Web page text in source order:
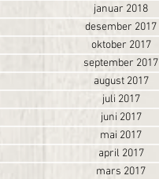
januar 2018
desember 2017
oktober 2017
september 2017
august 2017
juli 2017
juni 2017
mai 2017
april 2017
mars 2017